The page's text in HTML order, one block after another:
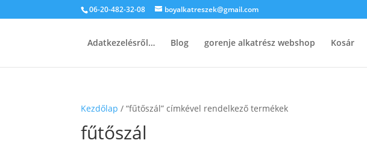
06-20-482-32-08 boyalkatreszek@gmail.com
Adatkezelésről… Blog gorenje alkatrész webshop Kosár
Kezdőlap / “fűtőszál” címkével rendelkező termékek
fűtőszál